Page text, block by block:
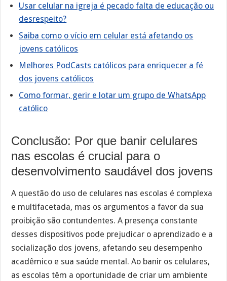
Usar celular na igreja é pecado falta de educação ou
desrespeito?
Saiba como o vício em celular está afetando os
jovens católicos
Melhores PodCasts católicos para enriquecer a fé
dos jovens católicos
Como formar, gerir e lotar um grupo de WhatsApp
católico
Conclusão: Por que banir celulares
nas escolas é crucial para o
desenvolvimento saudável dos jovens
A questão do uso de celulares nas escolas é complexa
e multifacetada, mas os argumentos a favor da sua
proibição são contundentes. A presença constante
desses dispositivos pode prejudicar o aprendizado e a
socialização dos jovens, afetando seu desempenho
acadêmico e sua saúde mental. Ao banir os celulares,
as escolas têm a oportunidade de criar um ambiente